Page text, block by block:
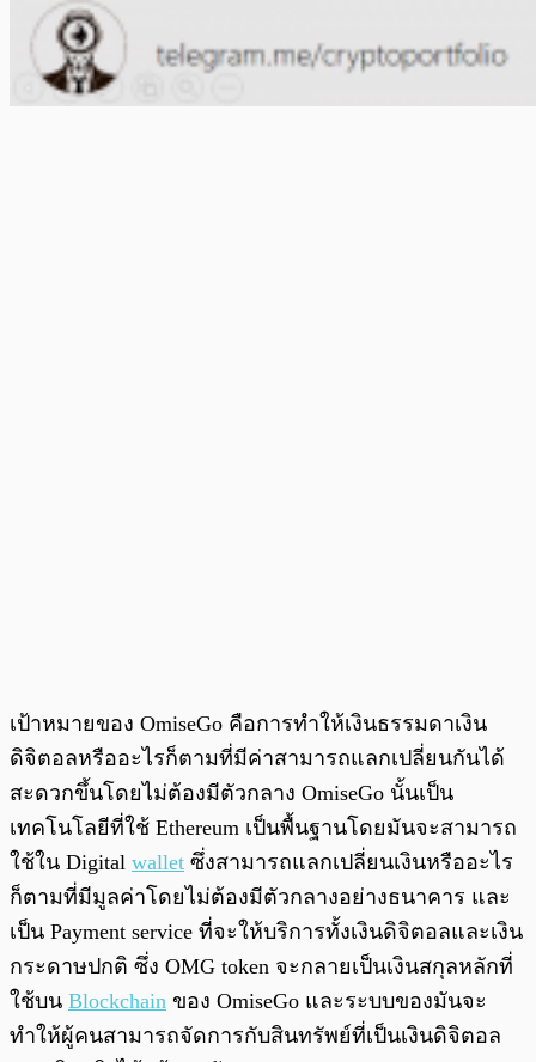
เป้าหมายของ OmiseGo คือการทำให้เงินธรรมดาเงิน
ดิจิตอลหรืออะไรก็ตามที่มีค่าสามารถแลกเปลี่ยนกันได้
สะดวกขึ้นโดยไม่ต้องมีตัวกลาง OmiseGo นั้นเป็น
เทคโนโลยีที่ใช้ Ethereum เป็นพื้นฐานโดยมันจะสามารถ
ใช้ใน Digital wallet ซึ่งสามารถแลกเปลี่ยนเงินหรืออะไร
ก็ตามที่มีมูลค่าโดยไม่ต้องมีตัวกลางอย่างธนาคาร และ
เป็น Payment service ที่จะให้บริการทั้งเงินดิจิตอลและเงิน
กระดาษปกติ ซึ่ง OMG token จะกลายเป็นเงินสกุลหลักที่
ใช้บน Blockchain ของ OmiseGo และระบบของมันจะ
ทำให้ผู้คนสามารถจัดการกับสินทรัพย์ที่เป็นเงินดิจิตอล